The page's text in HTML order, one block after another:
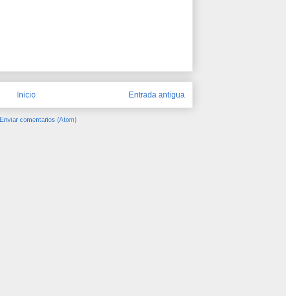
Entrada antigua
Inicio
Enviar comentarios (Atom)